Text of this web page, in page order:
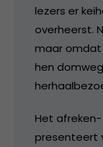
lezers er
overheerst.
maar
hen
Het
presenteert